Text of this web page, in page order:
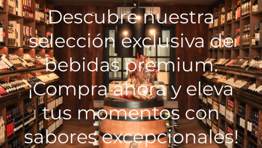
Descubre nuestra
selección exclusiva de
bebidas premium.
¡Compra ahora y eleva
tus momentos con
sabores excepcionales!